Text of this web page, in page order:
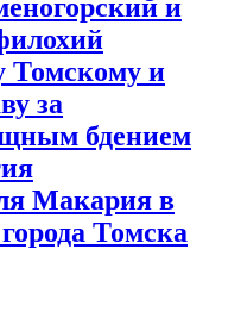
и
Томскому и
за
бдением
Макария в
Томска